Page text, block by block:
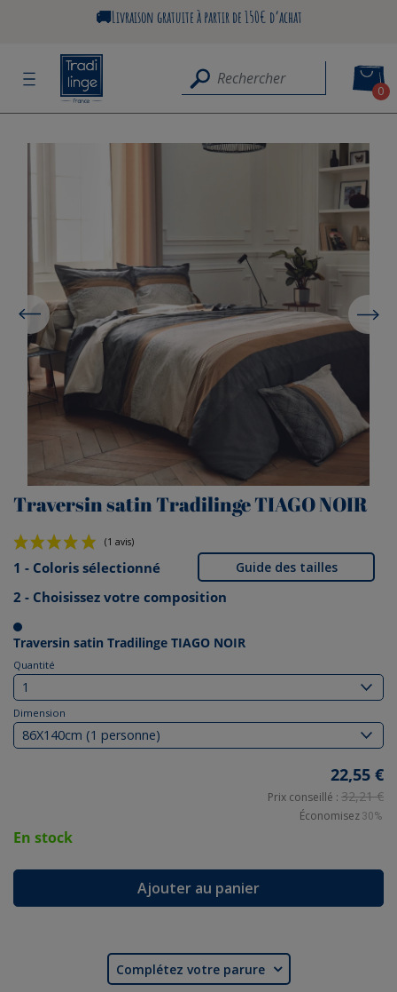
🚚Livraison gratuite à partir de 150€ d’achat
0
Traversin satin Tradilinge TIAGO NOIR
(1 avis)
Guide des tailles
1 - Coloris sélectionné
2 - Choisissez votre composition
Traversin satin Tradilinge TIAGO NOIR
Quantité
Dimension
22,55 €
Prix conseillé : 32,21 €
Économisez 30%
En stock
Ajouter au panier
Complétez votre parure 